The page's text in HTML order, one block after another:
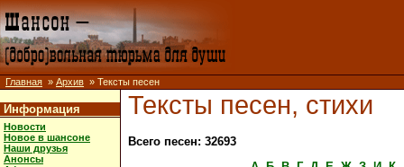
Главная » Архив » Тексты песен
Информация
Новости
Новое в шансоне
Наши друзья
Анонсы
Тексты песен, стихи
Всего песен: 32693